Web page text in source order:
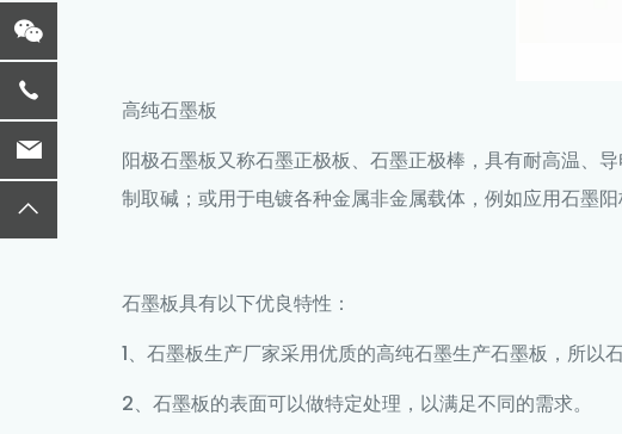
高纯石墨板
阳极石墨板又称石墨正极板、石墨正极棒，具有耐高温、
制取碱；或用于电镀各种金属非金属载体，例如应用石墨
石墨板具有以下优良特性：
1、石墨板生产厂家采用优质的高纯石墨生产石墨板，所以
2、石墨板的表面可以做特定处理，以满足不同的需求。